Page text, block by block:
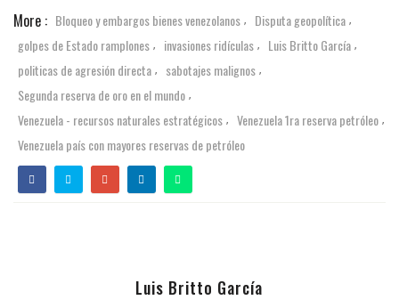
More : Bloqueo y embargos bienes venezolanos , Disputa geopolítica ,
golpes de Estado ramplones , invasiones ridículas , Luis Britto García ,
politicas de agresión directa , sabotajes malignos ,
Segunda reserva de oro en el mundo ,
Venezuela - recursos naturales estratégicos , Venezuela 1ra reserva petróleo ,
Venezuela país con mayores reservas de petróleo
Luis Britto García